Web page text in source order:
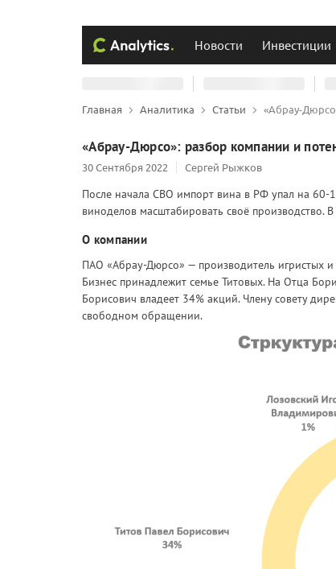
Новости Инвестиции
Главная Аналитика Статьи «Абрау-
«Абрау-Дюрсо»: разбор компании и
30 Сентября 2022 Сергей Рыжков
После начала СВО импорт вина в РФ упал на 60-
виноделов масштабировать своё производство.
О компании
ПАО «Абрау-Дюрсо» — производитель игристых
Бизнес принадлежит семье Титовых. На Отца
Борисович владеет 34% акций. Члену совету
свободном обращении.